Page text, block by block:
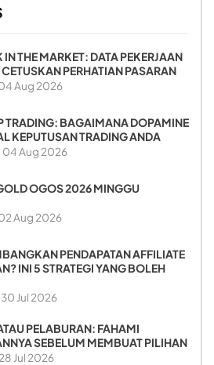
IN THE MARKET: DATA PEKERJAAN
PERHATIAN PASARAN
Aug 2026
TRADING: BAGAIMANA DOPAMINE
KEPUTUSAN TRADING ANDA
04 Aug 2026
OGOS 2026 MINGGU
Aug 2026
PENDAPATAN AFFILIATE
INI 5 STRATEGI YANG BOLEH
30 Jul 2026
PELABURAN: FAHAMI
SEBELUM MEMBUAT PILIHAN
28 Jul 2026